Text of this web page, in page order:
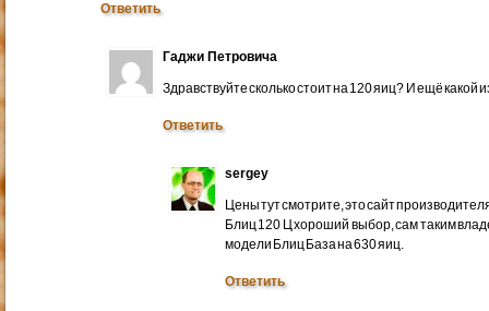
Ответить
Гаджи Петровича
Здравствуйте сколько стоит на 120 яиц? И ещё какой
Ответить
sergey
Цены тут смотрите, это сайт
Блиц 120 Ц хороший выбор, сам таким
модели Блиц База на 630 яиц.
Ответить